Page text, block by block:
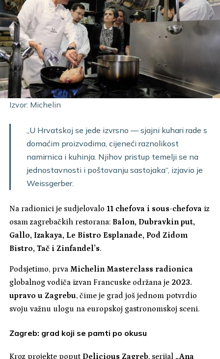
Izvor: Michelin
„U Hrvatskoj se jede izvrsno — sjajni kuhari rade s
domaćim proizvodima, cijeneći raznolikost
namirnica i kuhinja. Njihov pristup temelji se na
jednostavnosti i poštovanju sastojaka“, izjavio je
Weissgerber.
Na radionici je sudjelovalo 11 chefova i sous-chefova iz
osam zagrebačkih restorana: Balon, Dubravkin put,
Gallo, Izakaya, Le Bistro Esplanade, Pod Zidom
Bistro, Tač i Zinfandel’s.
Podsjetimo, prvaMichelin Masterclass radionica
globalnog vodiča izvan Francuske održana je 2023.
upravo u Zagrebu, čime je grad još jednom potvrdio
svoju važnu ulogu na europskoj gastronomskoj sceni.
Zagreb: grad koji se pamti po okusu
Kroz projekte poput Delicious Zagreb, serijal „Ana